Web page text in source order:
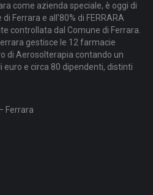
come azienda speciale, è oggi di
Ferrara e all’80% di FERRARA
controllata dal Comune di Ferrara.
gestisce le 12 farmacie
di Aerosolterapia contando un
e circa 80 dipendenti, distinti
Ferrara